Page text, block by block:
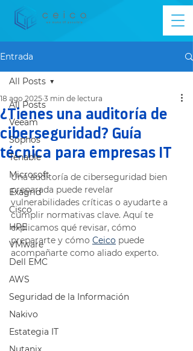
Entrada
All Posts
Veeam
Sophos
Tenable
Microsoft
Exagrid
Cisco
HPE
VMware
Dell EMC
AWS
Seguridad de la Información
Nakivo
Estategia IT
All Posts
¿Tienes una auditoría de
ciberseguridad? Guía
técnica para empresas IT
18 ago 2025 3 min de lectura
Una auditoría de ciberseguridad bien
preparada puede revelar
vulnerabilidades críticas o ayudarte a
cumplir normativas clave. Aquí te
explicamos qué revisar, cómo
prepararte y cómo Ceico puede
acompañarte como aliado experto.